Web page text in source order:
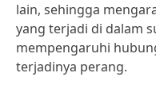
lain, sehingga
yang terjadi di dalam
mempengaruhi
terjadinya perang.